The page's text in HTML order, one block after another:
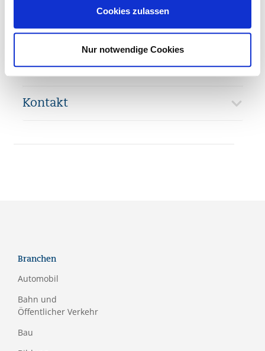
Cookies zulassen
Nur notwendige Cookies
Unterlagen
Leitung
Kontakt
Branchen
Automobil
Bahn und
Öffentlicher Verkehr
Bau